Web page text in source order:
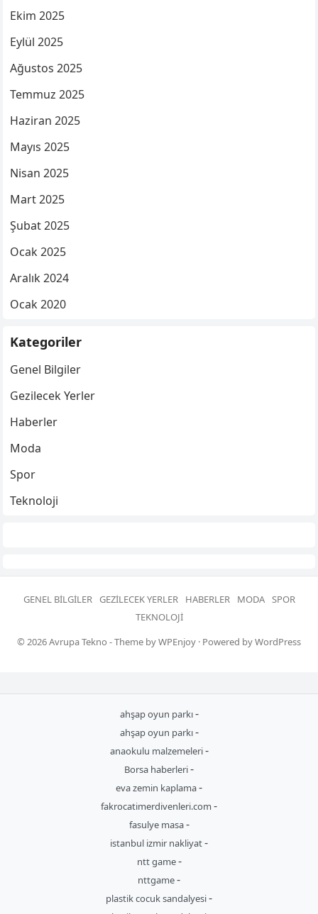
Ekim 2025
Eylül 2025
Ağustos 2025
Temmuz 2025
Haziran 2025
Mayıs 2025
Nisan 2025
Mart 2025
Şubat 2025
Ocak 2025
Aralık 2024
Ocak 2020
Kategoriler
Genel Bilgiler
Gezilecek Yerler
Haberler
Moda
Spor
Teknoloji
GENEL BILGILER GEZILECEK YERLER HABERLER MODA SPOR
TEKNOLOJI
© 2026Avrupa Tekno - Theme byWPEnjoy · Powered byWordPress
ahşap oyun parkı-
ahşap oyun parkı-
anaokulu malzemeleri-
Borsa haberleri-
eva zemin kaplama-
fakrocatimerdivenleri.com -
fasulye masa-
istanbul izmir nakliyat-
ntt game-
nttgame-
plastik cocuk sandalyesi-